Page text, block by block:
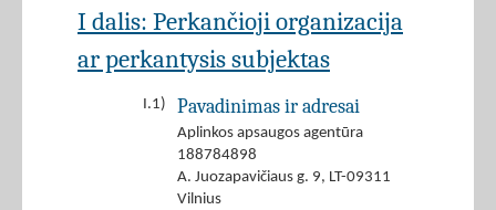
I dalis: Perkančioji organizacija
ar perkantysis subjektas
I.1) Pavadinimas ir adresai
Aplinkos apsaugos agentūra
188784898
A. Juozapavičiaus g. 9, LT-09311
Vilnius